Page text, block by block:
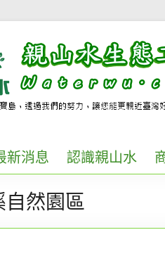
新消息 認識親山水
自然園區